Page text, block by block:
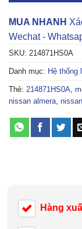
MUA NHANH
Wechat -
SKU: 214871HS0A
Danh mục: Hệ thống
Thẻ: 214871HS0A,
nissan almera,
Hàng